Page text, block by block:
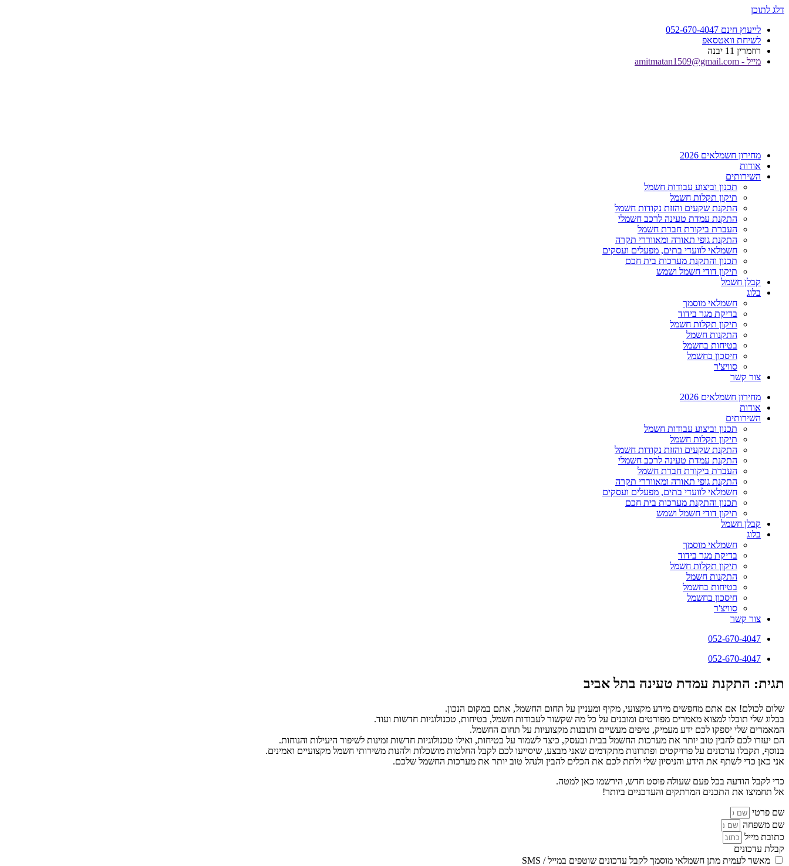
דלג לתוכן
לייעוץ חינם 052-670-4047
לשיחת וואטסאפ
רוזמרין 11 יבנה
מייל - amitmatan1509@gmail.com
מחירון חשמלאים 2026
אודות
השירותים
תכנון וביצוע עבודות חשמל
תיקון תקלות חשמל
התקנת שקעים והזזת נקודות חשמל
התקנת עמדת טעינה לרכב חשמלי
העברת ביקורת חברת חשמל
התקנת גופי תאורה ומאווררי תקרה
חשמלאי לוועדי בתים, מפעלים ועסקים
תכנון והתקנת מערכות בית חכם
תיקון דודי חשמל ושמש
קבלן חשמל
בלוג
חשמלאי מוסמך
בדיקת מגר בידוד
תיקון תקלות חשמל
התקנות חשמל
בטיחות בחשמל
חיסכון בחשמל
סוויצ'ר
צור קשר
מחירון חשמלאים 2026
אודות
השירותים
תכנון וביצוע עבודות חשמל
תיקון תקלות חשמל
התקנת שקעים והזזת נקודות חשמל
התקנת עמדת טעינה לרכב חשמלי
העברת ביקורת חברת חשמל
התקנת גופי תאורה ומאווררי תקרה
חשמלאי לוועדי בתים, מפעלים ועסקים
תכנון והתקנת מערכות בית חכם
תיקון דודי חשמל ושמש
קבלן חשמל
בלוג
חשמלאי מוסמך
בדיקת מגר בידוד
תיקון תקלות חשמל
התקנות חשמל
בטיחות בחשמל
חיסכון בחשמל
סוויצ'ר
צור קשר
052-670-4047
052-670-4047
תגית: התקנת עמדת טעינה בתל אביב
שלום לכולם! אם אתם מחפשים מידע מקצועי, מקיף ומעניין על תחום החשמל, אתם במקום הנכון.
בבלוג שלי תוכלו למצוא מאמרים מפורטים ומובנים על כל מה שקשור לעבודות חשמל, בטיחות, טכנולוגיות חדשות ועוד.
המאמרים שלי יספקו לכם ידע מעמיק, טיפים מעשיים ותובנות מקצועיות על תחום החשמל.
הם יעזרו לכם להבין טוב יותר את מערכות החשמל בבית ובעסק, כיצד לשמור על בטיחות, ואילו טכנולוגיות חדשות זמינות לשיפור היעילות והנוחות.
בנוסף, תקבלו עדכונים על פרויקטים ופתרונות מתקדמים שאני מבצע, שיסייעו לכם לקבל החלטות מושכלות ולהנות משירותי חשמל מקצועיים ואמינים.
אני כאן כדי לשתף את הידע והניסיון שלי ולתת לכם את הכלים להבין ולנהל טוב יותר את מערכות החשמל שלכם.
כדי לקבל הודעה בכל פעם שעולה פוסט חדש, הירשמו כאן למטה.
אל תחמיצו את התכנים המרתקים והעדכניים ביותר!
שם פרטי
שם משפחה
כתובת מייל
קבלת עדכונים
מאשר לעמית מתן חשמלאי מוסמך לקבל עדכונים שוטפים במייל / SMS